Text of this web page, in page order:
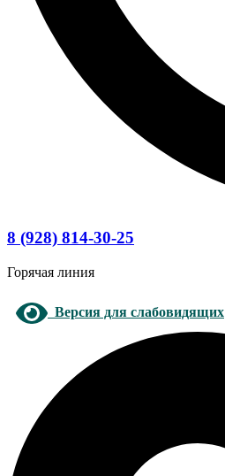
8 (928) 814-30-25
Горячая линия
Версия для слабовидящих